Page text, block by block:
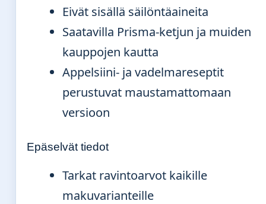
Eivät sisällä säilöntäaineita
Saatavilla Prisma-ketjun ja muiden
kauppojen kautta
Appelsiini- ja vadelmareseptit
perustuvat maustamattomaan
versioon
Epäselvät tiedot
Tarkat ravintoarvot kaikille
makuvarianteille